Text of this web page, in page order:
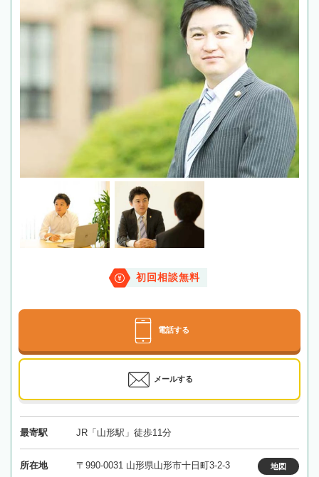
初回相談無料
電話する
メールする
最寄駅 JR「山形駅」徒歩11分
所在地 〒990-0031 山形県山形市十日町3-2-3 地図